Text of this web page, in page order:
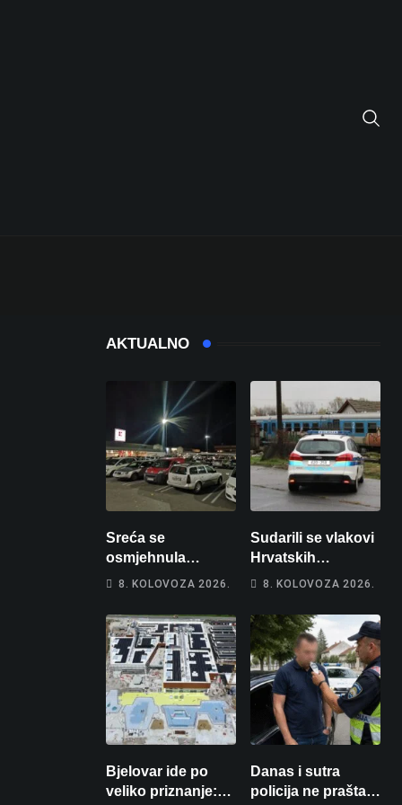
AKTUALNO
Sreća se
osmjehnula
Bjelovarčaninu:
eura, a osvojio
više od 80 tisuća
eura
8. KOLOVOZA 2026.
Sudarili se vlakovi
Hrvatskih
željeznica. Šestero
ozlijeđeno, mlađa
žena na
intenzivnoj
8. KOLOVOZA 2026.
Bjelovar ide po
veliko priznanje:
Danas i sutra
policija ne prašta: